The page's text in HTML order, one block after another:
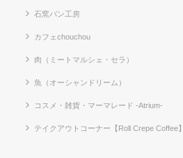
石窯パン工房
カフェchouchou
肉（ミートマルシェ・セラ）
魚（オーシャンドリーム）
コスメ・雑貨・マーマレード -Atrium-
テイクアウトコーナー【Roll Crepe Coffee】